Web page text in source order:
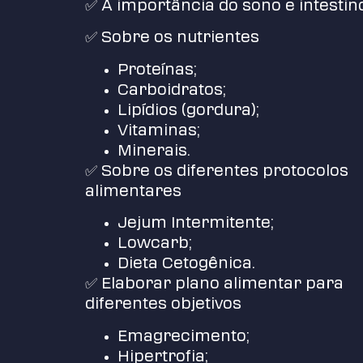
✅ A importância do sono e
✅ Sobre os nutrientes
Proteínas;
Carboidratos;
Lipídios (gordura);
Vitaminas;
Minerais.
✅ Sobre os diferentes protocolos
alimentares
Jejum Intermitente;
Lowcarb;
Dieta Cetogênica.
✅ Elaborar plano alimentar para
diferentes objetivos
Emagrecimento;
Hipertrofia;